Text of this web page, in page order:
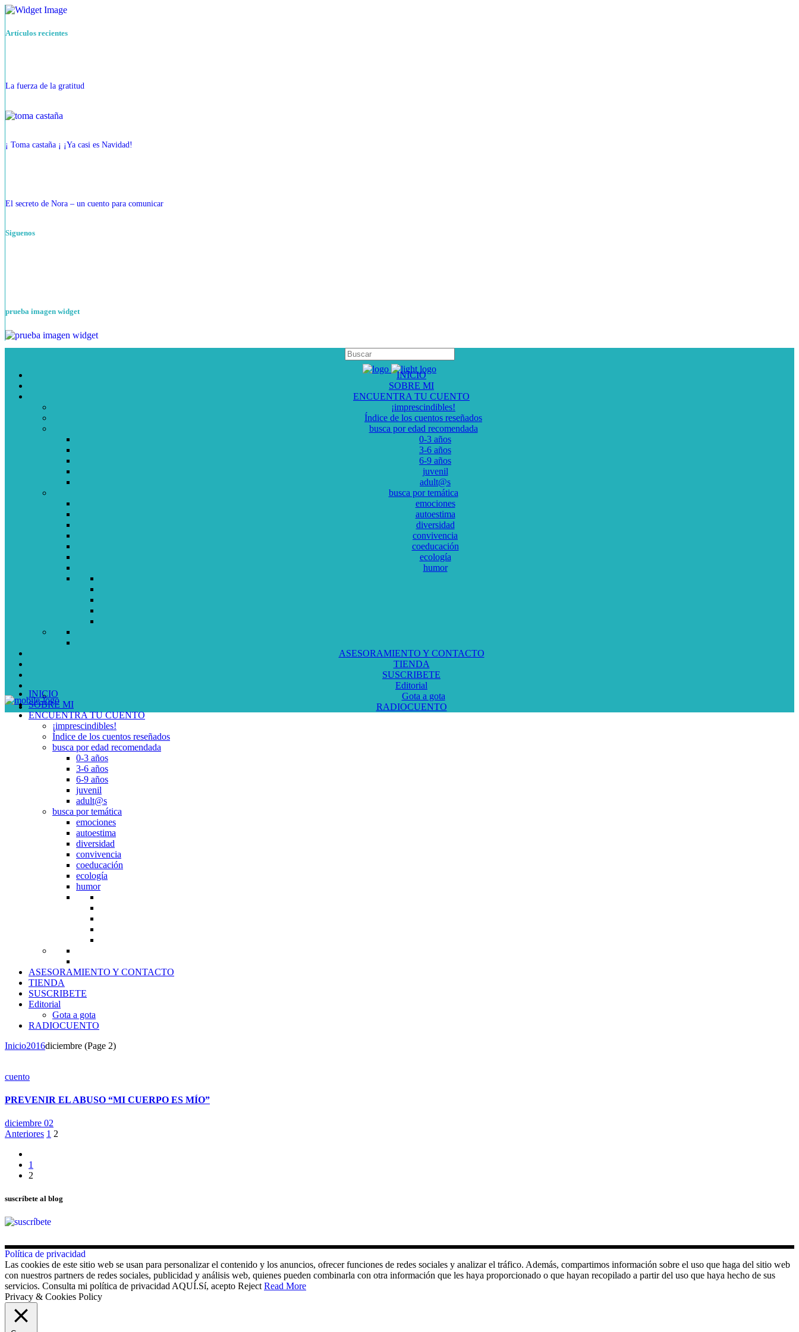
Artículos recientes
La fuerza de la gratitud
¡ Toma castaña ¡ ¡Ya casi es Navidad!
El secreto de Nora – un cuento para comunicar
Siguenos
prueba imagen widget
INICIO
SOBRE MI
ENCUENTRA TU CUENTO
¡imprescindibles!
Índice de los cuentos reseñados
busca por edad recomendada
0-3 años
3-6 años
6-9 años
juvenil
adult@s
busca por temática
emociones
autoestima
diversidad
convivencia
coeducación
ecología
humor
ASESORAMIENTO Y CONTACTO
TIENDA
SUSCRIBETE
Editorial
Gota a gota
RADIOCUENTO
INICIO
SOBRE MI
ENCUENTRA TU CUENTO
¡imprescindibles!
Índice de los cuentos reseñados
busca por edad recomendada
0-3 años
3-6 años
6-9 años
juvenil
adult@s
busca por temática
emociones
autoestima
diversidad
convivencia
coeducación
ecología
humor
ASESORAMIENTO Y CONTACTO
TIENDA
SUSCRIBETE
Editorial
Gota a gota
RADIOCUENTO
Inicio2016diciembre (Page 2)
cuento
PREVENIR EL ABUSO “MI CUERPO ES MÍO”
diciembre 02
Paginación
entradas
Anteriores 1 2
1
2
suscríbete al blog
Política de privacidad
Las cookies de este sitio web se usan para personalizar el contenido y los anuncios, ofrecer funciones de redes sociales y analizar el tráfico. Además, compartimos información sobre el uso que haga del sitio web
con nuestros partners de redes sociales, publicidad y análisis web, quienes pueden combinarla con otra información que les haya proporcionado o que hayan recopilado a partir del uso que haya hecho de sus
servicios. Consulta mi política de privacidad AQUÍ.Sí, acepto Reject Read More
Privacy & Cookies Policy